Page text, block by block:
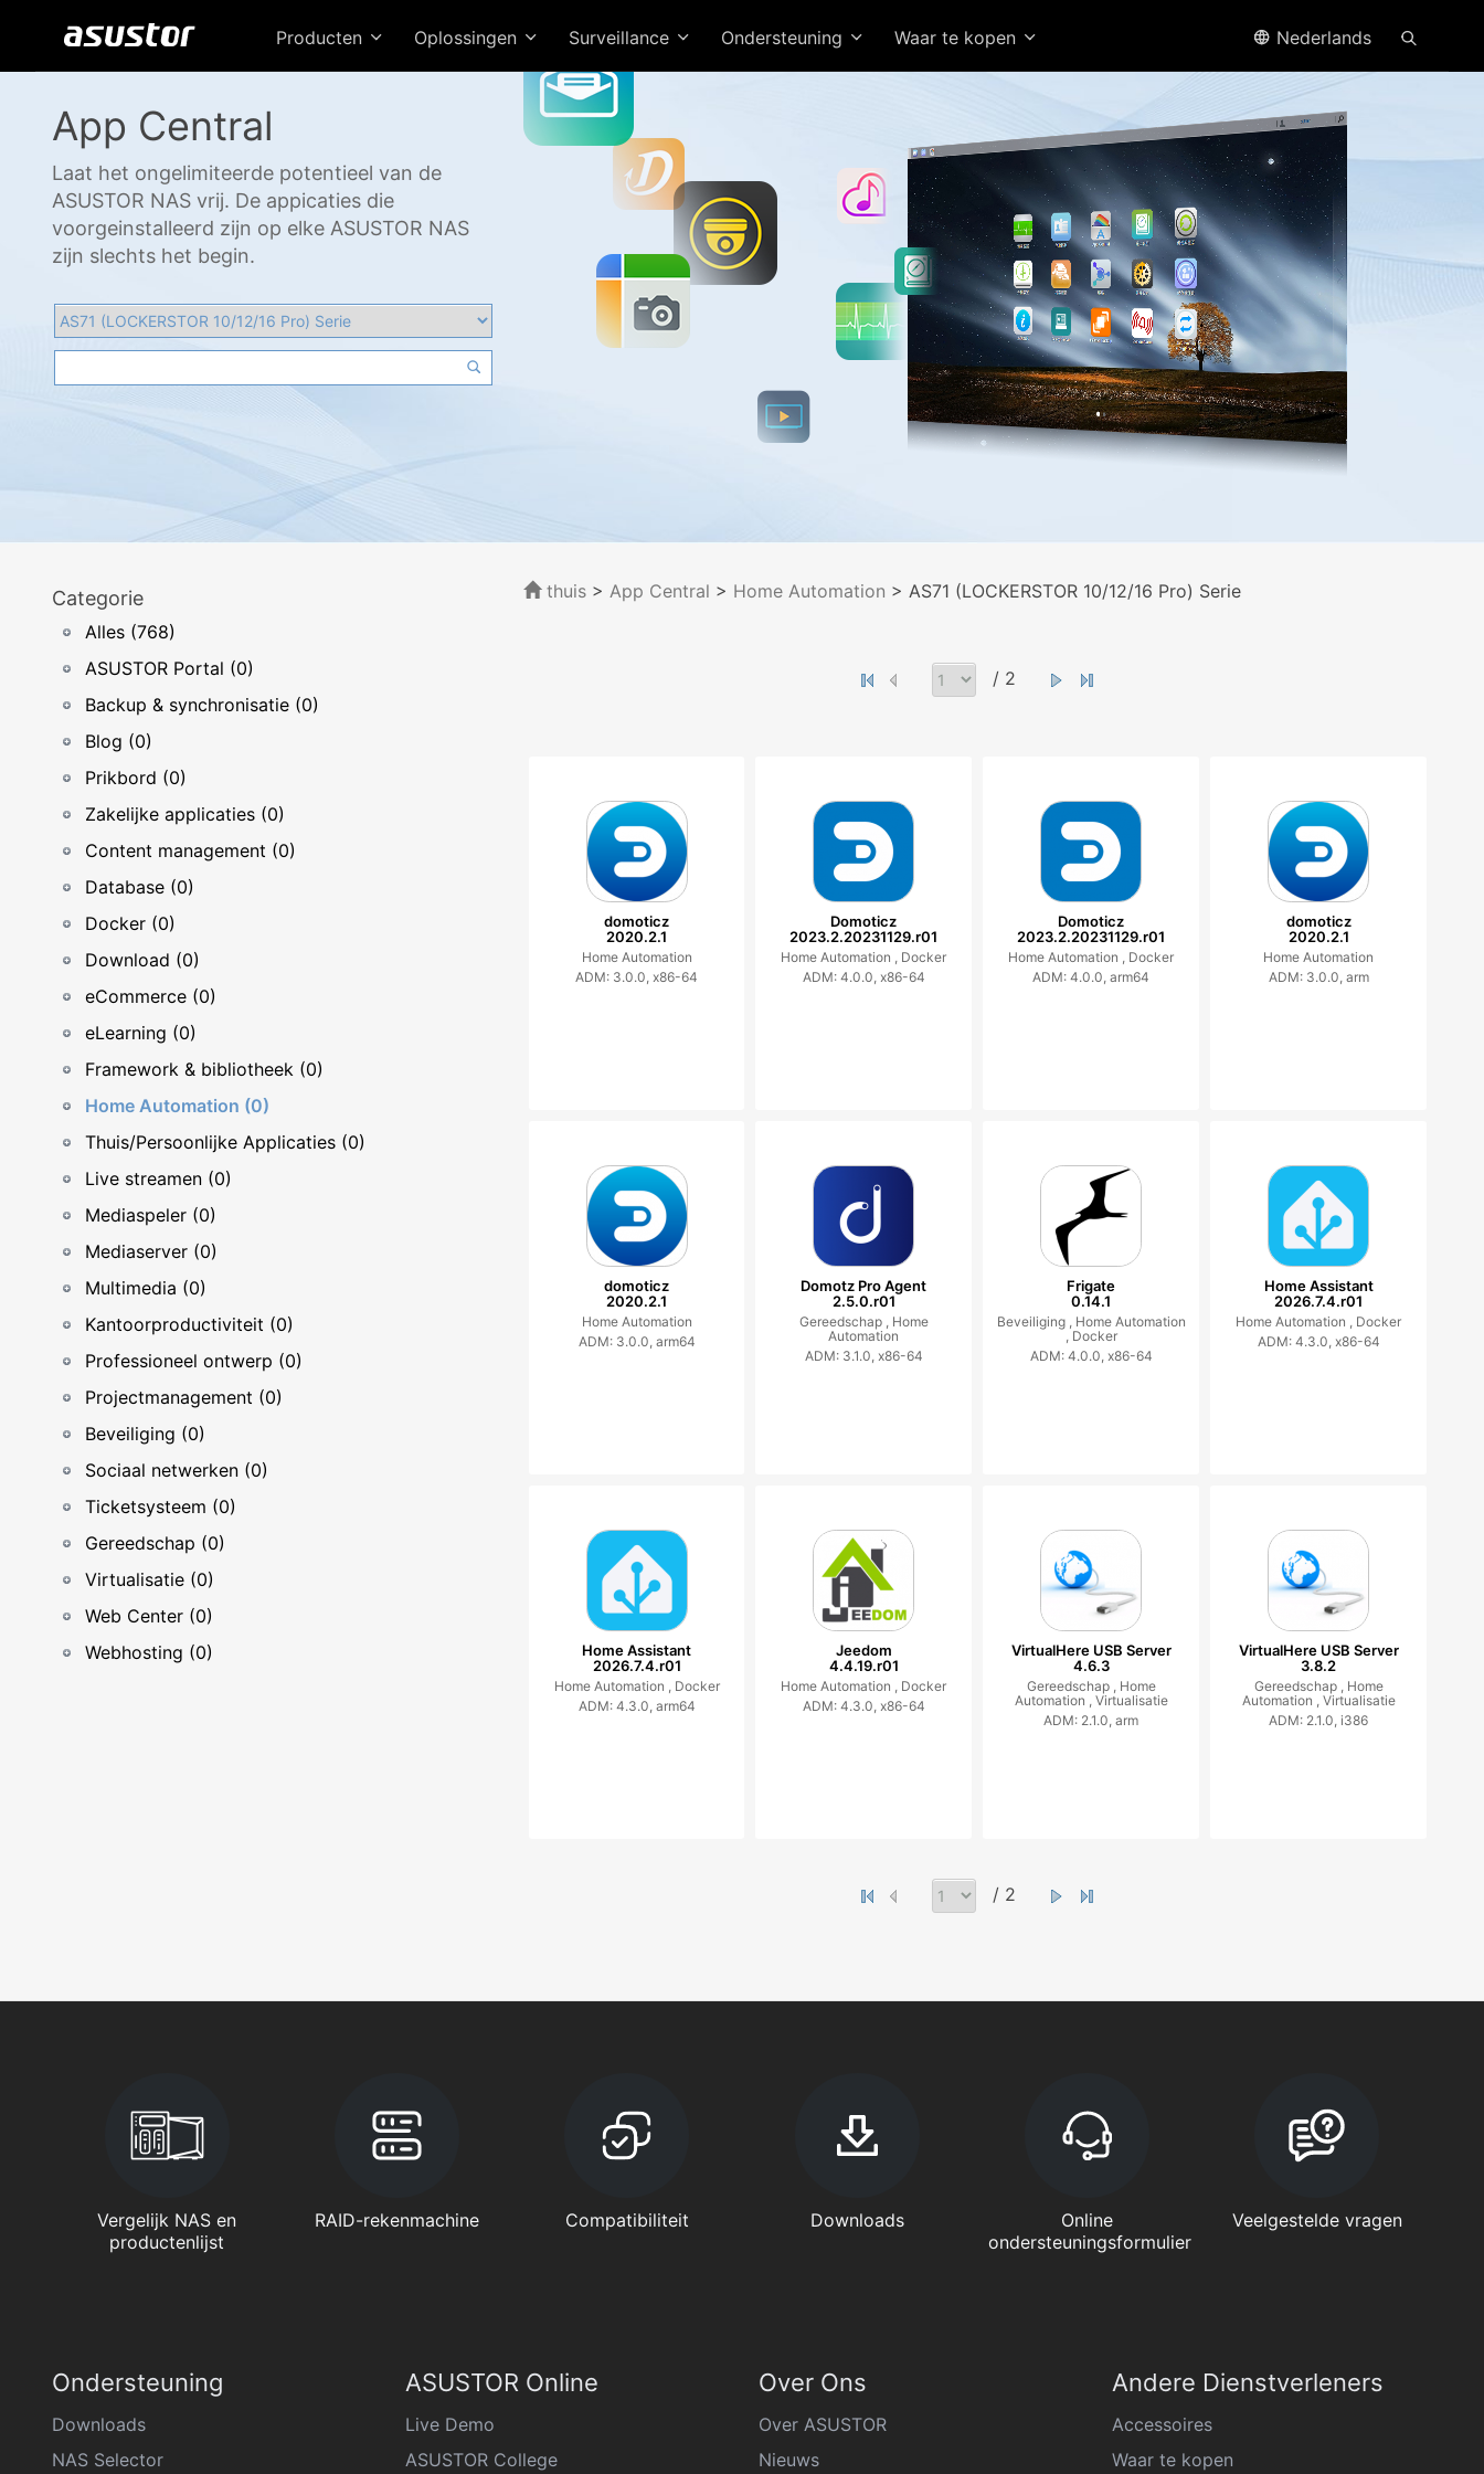
Producten Oplossingen Surveillance Ondersteuning Waar te kopen Nederlands
App Central
Laat het ongelimiteerde potentieel van de
ASUSTOR NAS vrij. De appicaties die
voorgeinstalleerd zijn op elke ASUSTOR NAS
zijn slechts het begin.
Categorie
Alles (768)
ASUSTOR Portal (0)
Backup & synchronisatie (0)
Blog (0)
Prikbord (0)
Zakelijke applicaties (0)
Content management (0)
Database (0)
Docker (0)
Download (0)
eCommerce (0)
eLearning (0)
Framework & bibliotheek (0)
Home Automation (0)
Thuis/Persoonlijke Applicaties (0)
Live streamen (0)
Mediaspeler (0)
Mediaserver (0)
Multimedia (0)
Kantoorproductiviteit (0)
Professioneel ontwerp (0)
Projectmanagement (0)
Beveiliging (0)
Sociaal netwerken (0)
Ticketsysteem (0)
Gereedschap (0)
Virtualisatie (0)
Web Center (0)
Webhosting (0)
thuis> App Central > Home Automation > AS71 (LOCKERSTOR 10/12/16 Pro) Serie
/ 2
domoticz
2020.2.1
Home Automation
ADM: 3.0.0, x86-64
Domoticz
2023.2.20231129.r01
Home Automation , Docker
ADM: 4.0.0, x86-64
Domoticz
2023.2.20231129.r01
Home Automation , Docker
ADM: 4.0.0, arm64
domoticz
2020.2.1
Home Automation
ADM: 3.0.0, arm
domoticz
2020.2.1
Home Automation
ADM: 3.0.0, arm64
Domotz Pro Agent
2.5.0.r01
Gereedschap , Home
Automation
ADM: 3.1.0, x86-64
Frigate
0.14.1
Beveiliging , Home Automation
, Docker
ADM: 4.0.0, x86-64
Home Assistant
2026.7.4.r01
Home Automation , Docker
ADM: 4.3.0, x86-64
Home Assistant
2026.7.4.r01
Home Automation , Docker
ADM: 4.3.0, arm64
Jeedom
4.4.19.r01
Home Automation , Docker
ADM: 4.3.0, x86-64
VirtualHere USB Server
4.6.3
Gereedschap , Home
Automation , Virtualisatie
ADM: 2.1.0, arm
VirtualHere USB Server
3.8.2
Gereedschap , Home
Automation , Virtualisatie
ADM: 2.1.0, i386
/ 2
Vergelijk NAS en
productenlijst
RAID-rekenmachine Compatibiliteit Downloads
Online
ondersteuningsformulier
Veelgestelde vragen
Ondersteuning
Downloads
NAS Selector
ASUSTOR Online
Live Demo
ASUSTOR College
Over Ons
Over ASUSTOR
Nieuws
Andere Dienstverleners
Accessoires
Waar te kopen